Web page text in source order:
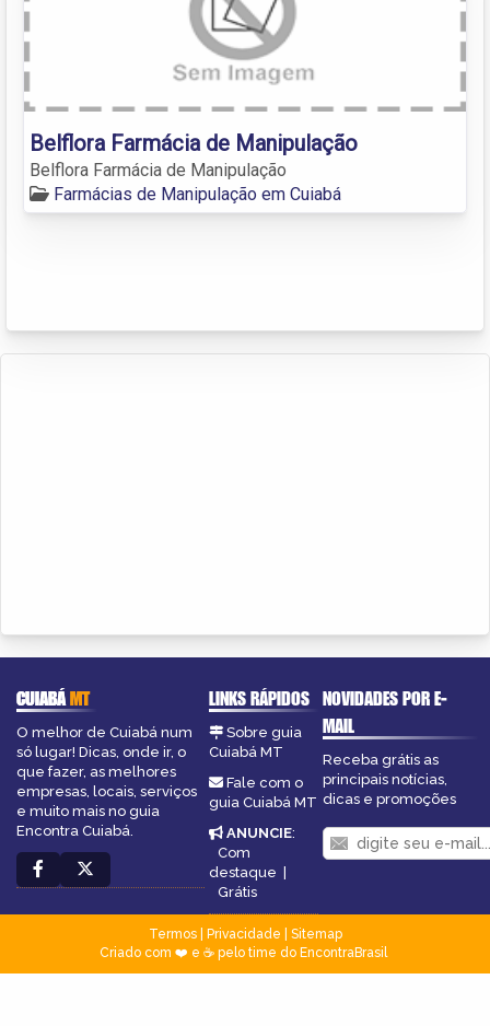
Belflora Farmácia de Manipulação
Belflora Farmácia de Manipulação
Farmácias de Manipulação em Cuiabá
CUIABÁMT
O melhor de Cuiabá num
só lugar! Dicas, onde ir, o
que fazer, as melhores
empresas, locais, serviços
e muito mais no guia
Encontra Cuiabá.
LINKS RÁPIDOS
Sobre guia
Cuiabá MT
Fale com o
guia Cuiabá MT
ANUNCIE:
Com
destaque |
Grátis
NOVIDADES POR E-
MAIL
Receba grátis as
principais notícias,
dicas e promoções
Termos| Privacidade
Sitemap
Criado com ❤️ e ☕ pelo time do EncontraBrasil